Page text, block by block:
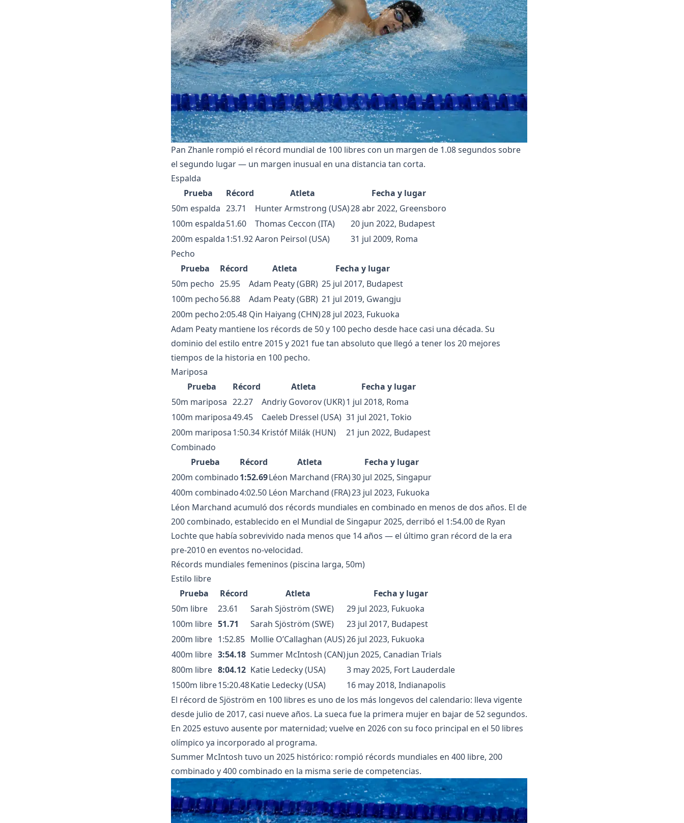
Pan Zhanle rompió el récord mundial de 100 libres con un margen de 1.08 segundos sobre
el segundo lugar — un margen inusual en una distancia tan corta.
Espalda
Prueba
Récord Atleta
Fecha y lugar
50m espalda 23.71 Hunter Armstrong (USA)28 abr 2022, Greensboro
100m espalda51.60 Thomas Ceccon (ITA)
20 jun 2022, Budapest
200m espalda1:51.92Aaron Peirsol (USA)
31 jul 2009, Roma
Pecho
Prueba
Récord Atleta
Fecha y lugar
50m pecho 25.95 Adam Peaty (GBR) 25 jul 2017, Budapest
100m pecho56.88 Adam Peaty (GBR) 21 jul 2019, Gwangju
200m pecho2:05.48 Qin Haiyang (CHN)28 jul 2023, Fukuoka
Adam Peaty mantiene los récords de 50 y 100 pecho desde hace casi una década. Su
dominio del estilo entre 2015 y 2021 fue tan absoluto que llegó a tener los 20 mejores
tiempos de la historia en 100 pecho.
Mariposa
Prueba
Récord Atleta
Fecha y lugar
50m mariposa 22.27 Andriy Govorov (UKR)1 jul 2018, Roma
100m mariposa49.45 Caeleb Dressel (USA) 31 jul 2021, Tokio
200m mariposa1:50.34 Kristóf Milák (HUN)
21 jun 2022, Budapest
Combinado
Prueba
Récord Atleta
Fecha y lugar
200m combinado1:52.69Léon Marchand (FRA)30 jul 2025, Singapur
400m combinado4:02.50 Léon Marchand (FRA)23 jul 2023, Fukuoka
Léon Marchand acumuló dos récords mundiales en combinado en menos de dos años. El de
200 combinado, establecido en el Mundial de Singapur 2025, derribó el 1:54.00 de Ryan
Lochte que había sobrevivido nada menos que 14 años — el último gran récord de la era
pre-2010 en eventos no-velocidad.
Récords mundiales femeninos (piscina larga, 50m)
Estilo libre
Prueba
Récord Atleta
Fecha y lugar
50m libre
23.61 Sarah Sjöström (SWE)
29 jul 2023, Fukuoka
100m libre 51.71 Sarah Sjöström (SWE)
23 jul 2017, Budapest
200m libre 1:52.85 Mollie O’Callaghan (AUS)26 jul 2023, Fukuoka
400m libre 3:54.18 Summer McIntosh (CAN)jun 2025, Canadian Trials
800m libre 8:04.12 Katie Ledecky (USA)
3 may 2025, Fort Lauderdale
1500m libre15:20.48Katie Ledecky (USA)
16 may 2018, Indianapolis
El récord de Sjöström en 100 libres es uno de los más longevos del calendario: lleva vigente
desde julio de 2017, casi nueve años. La sueca fue la primera mujer en bajar de 52 segundos.
En 2025 estuvo ausente por maternidad; vuelve en 2026 con su foco principal en el 50 libres
olímpico ya incorporado al programa.
Summer McIntosh tuvo un 2025 histórico: rompió récords mundiales en 400 libre, 200
combinado y 400 combinado en la misma serie de competencias.